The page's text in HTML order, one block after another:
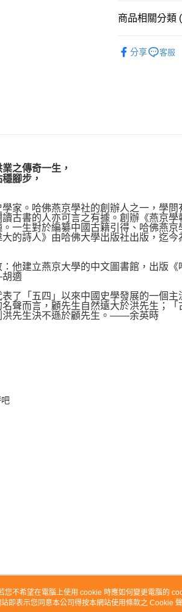
悠遊付
商品相關分類
分享
客服
之傳奇一生，
腳步，
。哈佛燕京學社的創辦人之一，學問
古書的人亦可言之有據。創辦《燕京
一生對於編纂中國古籍引得、哈佛燕
的詩人》由哈佛大學出版社出版，迄
建立燕京大學的中文圖書館，出版《
適
「五四」以來中國史學發展的一個主
聲而言，顧先生自然遠大於洪先生；
洪先生決不遜於顧先生。——余英時
客服資訊
不希望在電腦上使用 cookie 時應如何變更電腦的
即表示您同意本公司得按本網站使用條款之 Cookie